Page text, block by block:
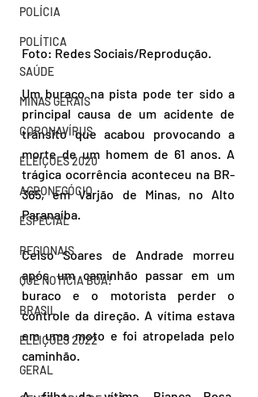
POLÍCIA
POLÍTICA
SAÚDE
MINAS GERAIS
CORONAVÍRUS
ELEIÇÕES 2020
AGRONEGÓCIO
ESPECIAL
REGIONAIS
QUE NOTÍCIA BOA!
BRASIL
ELEIÇÕES 2022
GERAL
Foto: Redes Sociais/Reprodução.
Um buraco na pista pode ter sido a
principal causa de um acidente de
trânsito que acabou provocando a
morte de um homem de 61 anos. A
trágica ocorrência aconteceu na BR-
365, em Varjão de Minas, no Alto
Paranaíba.
Celso Soares de Andrade morreu
após um caminhão passar em um
buraco e o motorista perder o
controle da direção. A vítima estava
em uma moto e foi atropelada pelo
caminhão.